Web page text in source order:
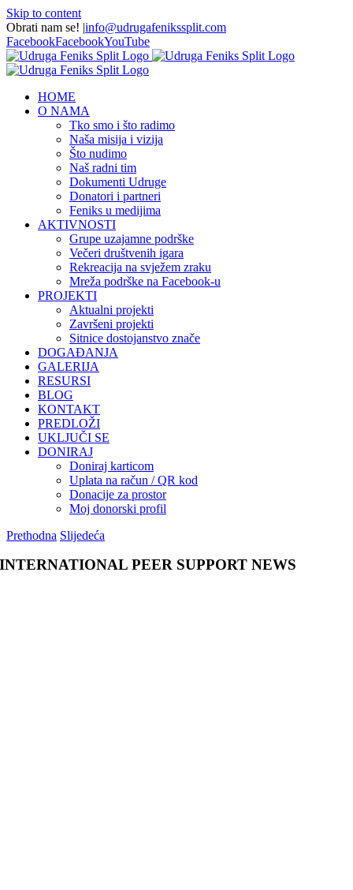
Skip to content
Obrati nam se! |info@udrugafenikssplit.com
FacebookFacebookYouTube
HOME
O NAMA
Tko smo i što radimo
Naša misija i vizija
Što nudimo
Naš radni tim
Dokumenti Udruge
Donatori i partneri
Feniks u medijima
AKTIVNOSTI
Grupe uzajamne podrške
Večeri društvenih igara
Rekreacija na svježem zraku
Mreža podrške na Facebook-u
PROJEKTI
Aktualni projekti
Završeni projekti
Sitnice dostojanstvo znače
DOGAĐANJA
GALERIJA
RESURSI
BLOG
KONTAKT
PREDLOŽI
UKLJUČI SE
DONIRAJ
Doniraj karticom
Uplata na račun / QR kod
Donacije za prostor
Moj donorski profil
Prethodna Slijedeća
INTERNATIONAL PEER SUPPORT NEWS